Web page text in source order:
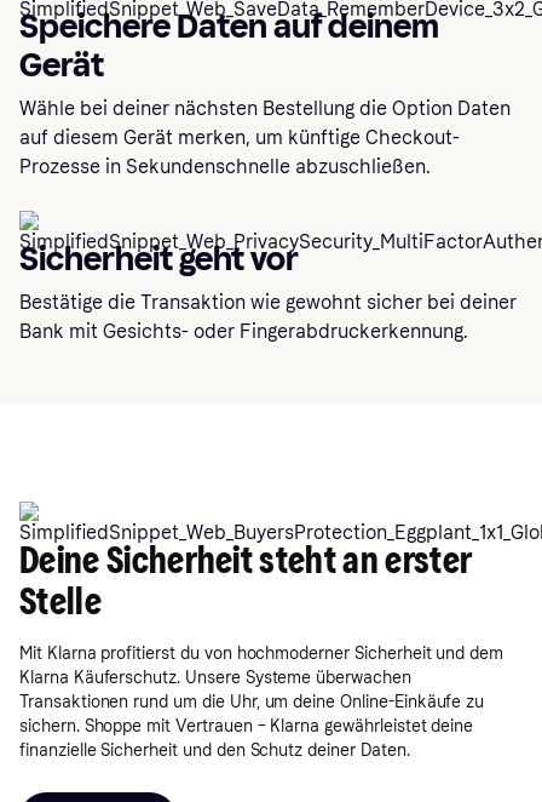
Speichere Daten auf deinem
Gerät
Wähle bei deiner nächsten Bestellung die Option Daten
auf diesem Gerät merken, um künftige Checkout-
Prozesse in Sekundenschnelle abzuschließen.
Sicherheit geht vor
Bestätige die Transaktion wie gewohnt sicher bei deiner
Bank mit Gesichts- oder Fingerabdruckerkennung.
Deine Sicherheit steht an erster
Stelle
Mit Klarna profitierst du von hochmoderner Sicherheit und dem
Klarna Käuferschutz. Unsere Systeme überwachen
Transaktionen rund um die Uhr, um deine Online-Einkäufe zu
sichern. Shoppe mit Vertrauen – Klarna gewährleistet deine
finanzielle Sicherheit und den Schutz deiner Daten.